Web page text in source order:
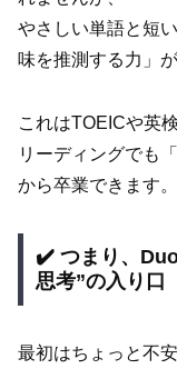
やさしい単語と短
味を推測する力」
これはTOEICや英
リーディングでも
から卒業できます。
✔️ つまり、
思考”の入り口
最初はちょっと不